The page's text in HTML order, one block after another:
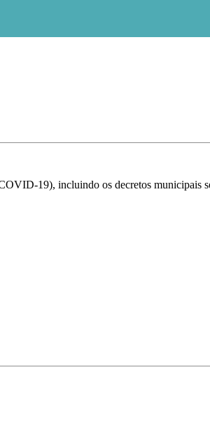
19), incluindo os decretos municipais